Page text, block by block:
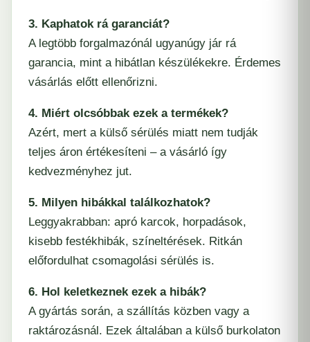
3. Kaphatok rá garanciát?
A legtöbb forgalmazónál ugyanúgy jár rá
garancia, mint a hibátlan készülékekre. Érdemes
vásárlás előtt ellenőrizni.
4. Miért olcsóbbak ezek a termékek?
Azért, mert a külső sérülés miatt nem tudják
teljes áron értékesíteni – a vásárló így
kedvezményhez jut.
5. Milyen hibákkal találkozhatok?
Leggyakrabban: apró karcok, horpadások,
kisebb festékhibák, színeltérések. Ritkán
előfordulhat csomagolási sérülés is.
6. Hol keletkeznek ezek a hibák?
A gyártás során, a szállítás közben vagy a
raktározásnál. Ezek általában a külső burkolaton